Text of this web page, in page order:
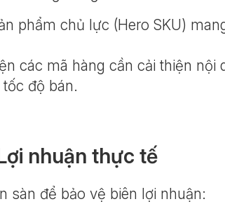
phẩm chủ lực (Hero SKU)
các mã hàng cần cải thiện nội
độ bán.
nhuận thực tế
sàn để bảo vệ biên lợi nhuận: